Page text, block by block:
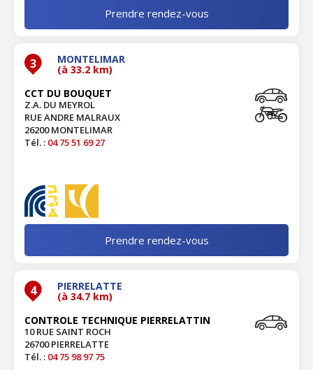
Prendre rendez-vous
3 MONTELIMAR
(à 33.2 km)
CCT DU BOUQUET
Z.A. DU MEYROL
RUE ANDRE MALRAUX
26200 MONTELIMAR
Tél. : 04 75 51 69 27
Prendre rendez-vous
4 PIERRELATTE
(à 34.7 km)
CONTROLE TECHNIQUE PIERRELATTIN
10 RUE SAINT ROCH
26700 PIERRELATTE
Tél. : 04 75 98 97 75